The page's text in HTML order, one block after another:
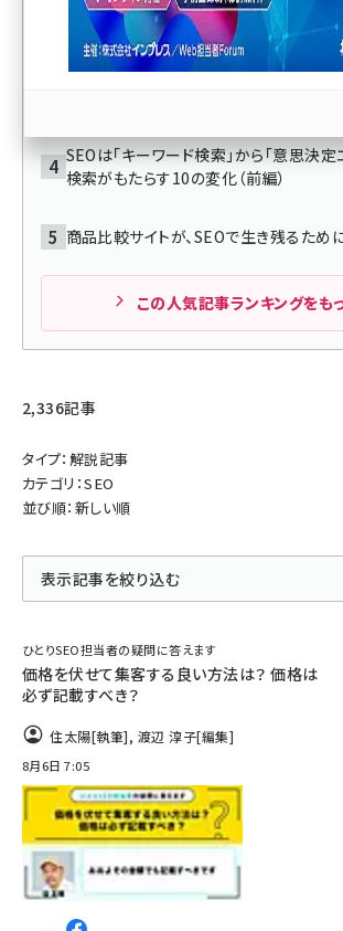
llmo (1163)
度を専門家2者が教えてくれた【SEOまと
SEOで勝つタイトル付けの法則とは？ グ
SEOは「キーワード検索」から「意思決定
検索がもたらす10の変化（前編）
商品比較サイトが、SEOで生き残るため
この人気記事ランキングをも
2,336記事
タイプ：解説記事
カテゴリ：SEO
並び順：新しい順
表示記事を絞り込む
ひとりSEO担当者の疑問に答えます
価格を伏せて集客する良い方法は？ 価格は
必ず記載すべき？
住太陽[執筆], 渡辺 淳子[編集]
8月6日 7:05